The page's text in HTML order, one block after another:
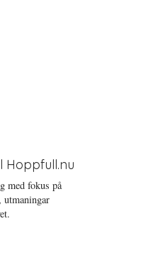
Hoppfull.nu
med fokus på